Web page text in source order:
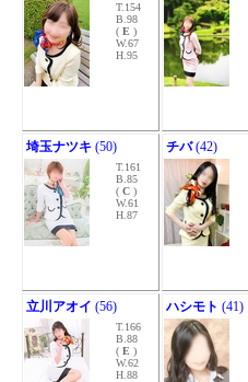
T.154
B.98
( E )
W.67
H.95
埼玉ナツキ (50)
T.161
B.85
( C )
W.61
H.87
チバ(42)
立川アオイ (56)
T.166
B.88
( E )
W.62
H.88
ハシモト (41)